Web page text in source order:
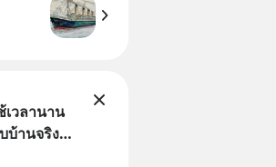
เวลานาน
บ้านจริง